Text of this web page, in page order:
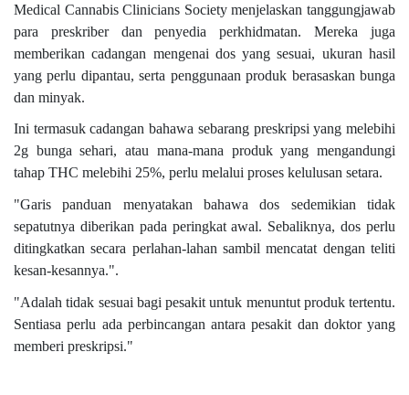
Medical Cannabis Clinicians Society menjelaskan tanggungjawab
para preskriber dan penyedia perkhidmatan. Mereka juga
memberikan cadangan mengenai dos yang sesuai, ukuran hasil
yang perlu dipantau, serta penggunaan produk berasaskan bunga
dan minyak.
Ini termasuk cadangan bahawa sebarang preskripsi yang melebihi
2g bunga sehari, atau mana-mana produk yang mengandungi
tahap THC melebihi 25%, perlu melalui proses kelulusan setara.
"Garis panduan menyatakan bahawa dos sedemikian tidak
sepatutnya diberikan pada peringkat awal. Sebaliknya, dos perlu
ditingkatkan secara perlahan-lahan sambil mencatat dengan teliti
kesan-kesannya.".
"Adalah tidak sesuai bagi pesakit untuk menuntut produk tertentu.
Sentiasa perlu ada perbincangan antara pesakit dan doktor yang
memberi preskripsi."